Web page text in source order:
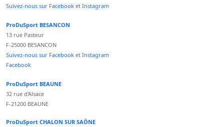
Suivez-nous sur Facebook et Instagram
ProDuSport BESANCON
13 rue Pasteur
F-25000 BESANCON
Suivez-nous sur Facebook et Instagram
Facebook
ProDuSport BEAUNE
32 rue d'Alsace
F-21200 BEAUNE
ProDuSport CHALON SUR SAÔNE